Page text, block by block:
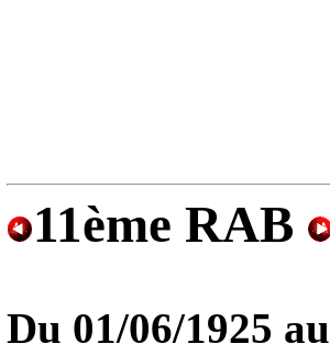
11ème RAB
Du 01/06/1925 au